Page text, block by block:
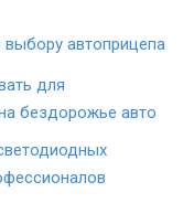
автоприцепа
для
бездорожье авто